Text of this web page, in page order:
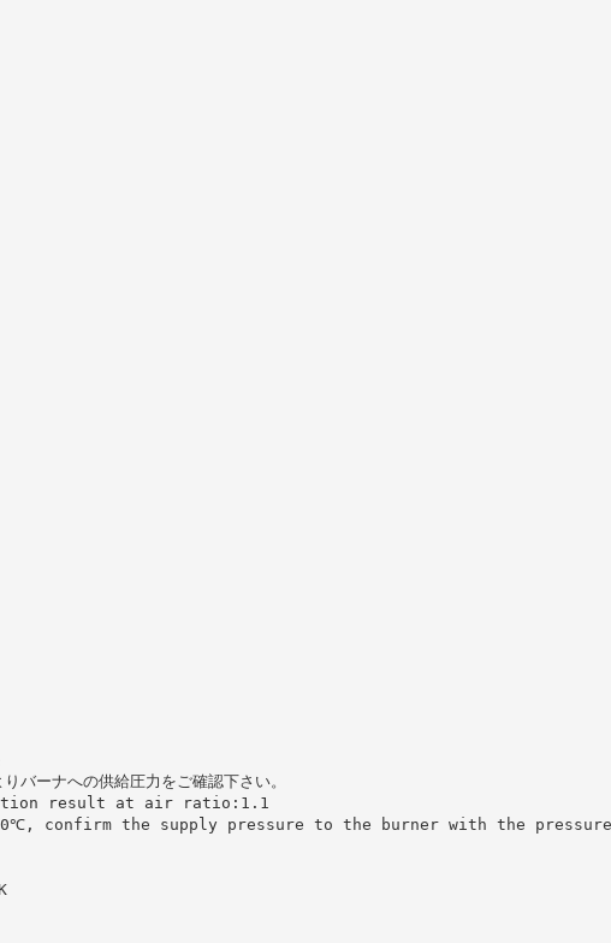
バーナへの供給圧力をご確認下さい。
result at air ratio:1.1
confirm the supply pressure to the burner with the